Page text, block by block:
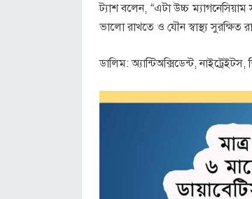
ট্যাশ বলেন, “এটা উচ্চ
ভালো রাখতে ও যৌন স্বাস্থ্য সুরক্ষিত
ডালিম: অ্যান্টিঅক্সিডেন্ট,